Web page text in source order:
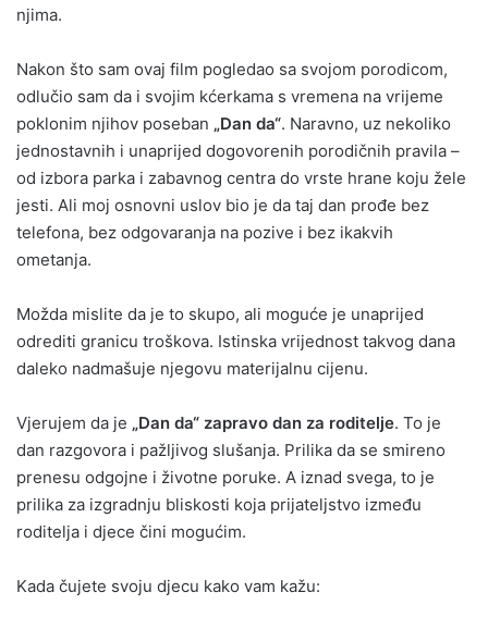
njima.
Nakon što sam ovaj film pogledao sa svojom porodicom,
odlučio sam da i svojim kćerkama s vremena na vrijeme
poklonim njihov poseban „Dan da“. Naravno, uz nekoliko
jednostavnih i unaprijed dogovorenih porodičnih pravila –
od izbora parka i zabavnog centra do vrste hrane koju žele
jesti. Ali moj osnovni uslov bio je da taj dan prođe bez
telefona, bez odgovaranja na pozive i bez ikakvih
ometanja.
Možda mislite da je to skupo, ali moguće je unaprijed
odrediti granicu troškova. Istinska vrijednost takvog dana
daleko nadmašuje njegovu materijalnu cijenu.
Vjerujem da je „Dan da“ zapravo dan za roditelje. To je
dan razgovora i pažljivog slušanja. Prilika da se smireno
prenesu odgojne i životne poruke. A iznad svega, to je
prilika za izgradnju bliskosti koja prijateljstvo između
roditelja i djece čini mogućim.
Kada čujete svoju djecu kako vam kažu: